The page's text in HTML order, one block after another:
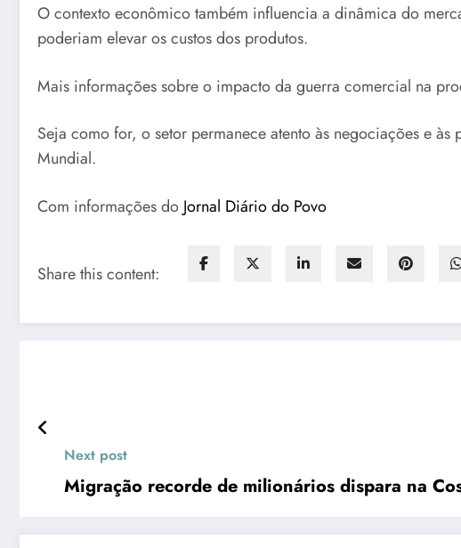
O contexto econômico também influencia a dinâmica do
poderiam elevar os custos dos produtos.
Mais informações sobre o impacto da guerra comercial na
Seja como for, o setor permanece atento às negociações e
Mundial.
Com informações do Jornal Diário do Povo
Share this content:
Next post
Migração recorde de milionários dispara na